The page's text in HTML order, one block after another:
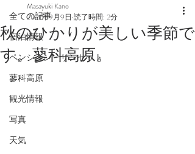
全ての記事
宿泊情報
ペンション・サンセット
蓼科高原
観光情報
写真
天気
秋のひかりが美しい季節で
す。蓼科高原。
Masayuki Kano
2021年9月9日 読了時間: 2分